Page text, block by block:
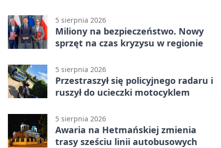
5 sierpnia 2026
Miliony na bezpieczeństwo. Nowy
sprzęt na czas kryzysu w regionie
5 sierpnia 2026
Przestraszył się policyjnego radaru i
ruszył do ucieczki motocyklem
5 sierpnia 2026
Awaria na Hetmańskiej zmienia
trasy sześciu linii autobusowych